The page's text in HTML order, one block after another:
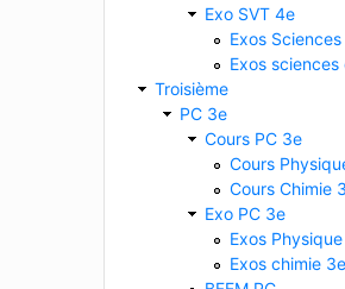
Exo SVT 4e
Exos
Exos
Troisième
PC 3e
Cours PC 3e
Cours
Cours Chimie
Exo PC 3e
Exos
Exos chimie 3e